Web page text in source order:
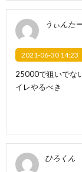
うぃんた
2021-06-30 14:23
25000で狙いでな
イレやるべき
ひろくん